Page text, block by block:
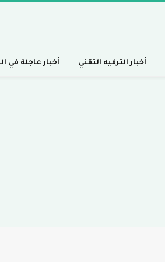
أخبار الترفيه التقني أخبار عاجلة في